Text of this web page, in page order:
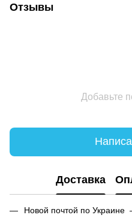
Отзывы
Добавьте
Доставка
Новой почтой по Украине